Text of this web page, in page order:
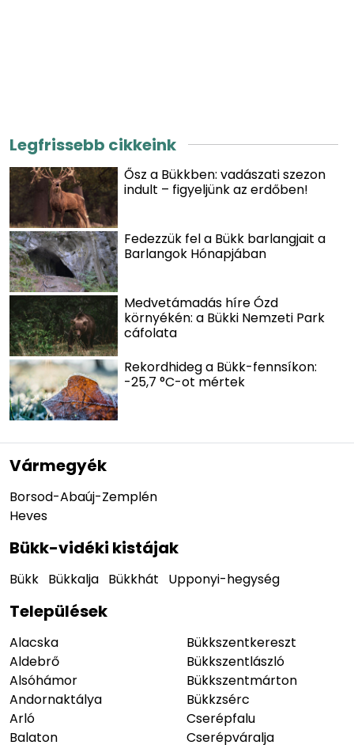
Legfrissebb cikkeink
Ősz a Bükkben: vadászati szezon
indult – figyeljünk az erdőben!
Fedezzük fel a Bükk barlangjait a
Barlangok Hónapjában
Medvetámadás híre Ózd
környékén: a Bükki Nemzeti Park
cáfolata
Rekordhideg a Bükk-fennsíkon:
-25,7 °C-ot mértek
Vármegyék
Borsod-Abaúj-Zemplén
Heves
Bükk-vidéki kistájak
Bükk Bükkalja Bükkhát Upponyi-hegység
Települések
Alacska
Aldebrő
Alsóhámor
Andornaktálya
Arló
Balaton
Bükkszentkereszt
Bükkszentlászló
Bükkszentmárton
Bükkzsérc
Cserépfalu
Cserépváralja